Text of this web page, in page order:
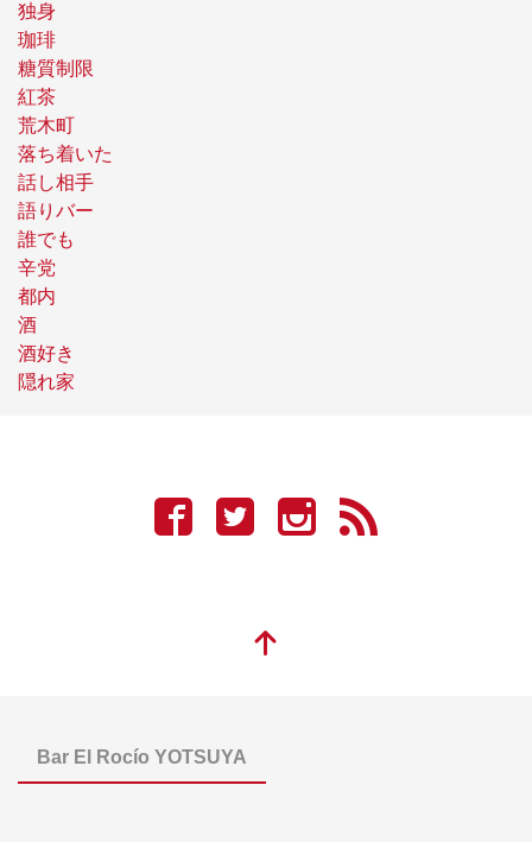
独身
珈琲
糖質制限
紅茶
荒木町
落ち着いた
話し相手
語りバー
誰でも
辛党
都内
酒
酒好き
隠れ家
Bar El Rocío YOTSUYA